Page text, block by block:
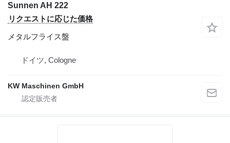
Sunnen AH 222
リクエストに応じた価格
メタルフライス盤
ドイツ, Cologne
KW Maschinen GmbH